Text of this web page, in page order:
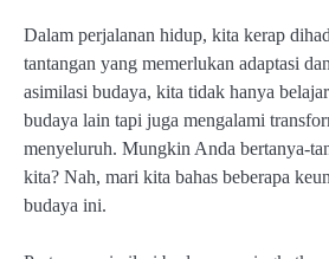
Dalam perjalanan hidup, kita kerap
tantangan yang memerlukan adaptasi
asimilasi budaya, kita tidak hanya
budaya lain tapi juga mengalami
menyeluruh. Mungkin Anda bertanya-
kita? Nah, mari kita bahas beberapa
budaya ini.